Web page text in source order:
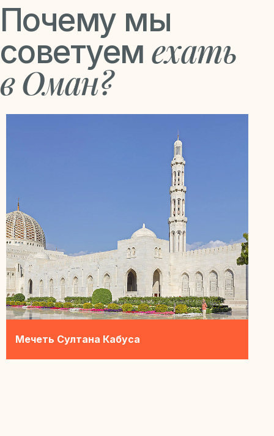
Почему мы
советуем ехать
в Оман?
Мечеть Султана Кабуса